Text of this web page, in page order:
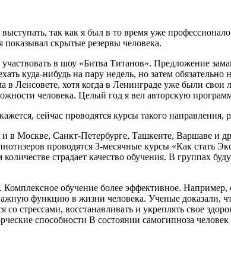
так как я был в то время уже
скрытые резервы человека.
в шоу «Битва Титанов». Предложение
куда-нибудь на пару недель, но затем
в Ленсовете, хотя когда в Ленинграде уже были
человека. Целый год я вел авторскую
сейчас проводятся курсы такого направления,
в Москве, Санкт-Петербурге, Ташкенте, Варшаве и
проводятся 3-месячные курсы «Как стать
страдает качество обучения. В группах
обучение более эффективное.
функцию в жизни человека. Ученые доказали,
восстанавливать и укреплять свое
способности В состоянии самогипноза